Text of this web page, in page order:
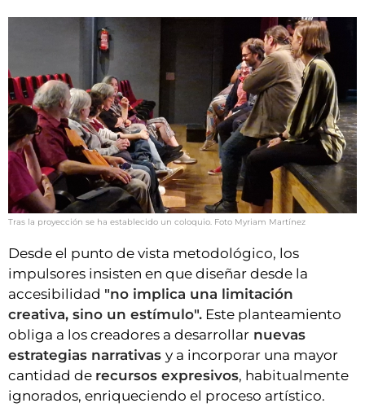
Tras la proyección se ha establecido un coloquio. Foto Myriam Martínez
Desde el punto de vista metodológico, los
impulsores insisten en que diseñar desde la
accesibilidad "no implica una limitación
creativa, sino un estímulo". Este planteamiento
obliga a los creadores a desarrollar nuevas
estrategias narrativas y a incorporar una mayor
cantidad de recursos expresivos, habitualmente
ignorados, enriqueciendo el proceso artístico.